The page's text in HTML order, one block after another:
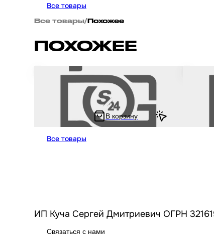
Все товары
Все товары/Похожее
ПОХОЖЕЕ
Брелок для ключей на мотоцикл и скутер в
форме шлема HELMET #1
150.72 ₽ В корзину
Брелок
форме
Все товары
ИП Куча Сергей Дмитриевич ОГРН
Связаться с нами